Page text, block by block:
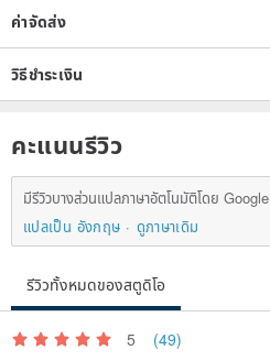
ค่าจัดส่ง
วิธีชำระเงิน
คะแนนรีวิว
มีรีวิวบางส่วนแปลภาษาอัตโนมัติโดย
แปลเป็น อังกฤษ
ดูภาษาเดิม
รีวิวทั้งหมดของสตูดิโอ
5 (49)